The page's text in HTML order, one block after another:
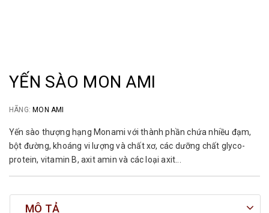
YẾN SÀO MON AMI
HÃNG: MON AMI
Yến sào thượng hạng Monami với thành phần chứa nhiều đạm,
bột đường, khoáng vi lượng và chất xơ, các dưỡng chất glyco-
protein, vitamin B, axit amin và các loại axit...
MÔ TẢ